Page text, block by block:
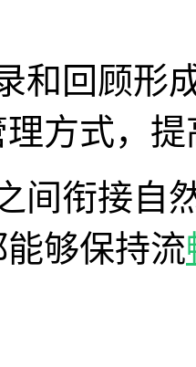
和回顾形
方式，
间衔接自
够保持流